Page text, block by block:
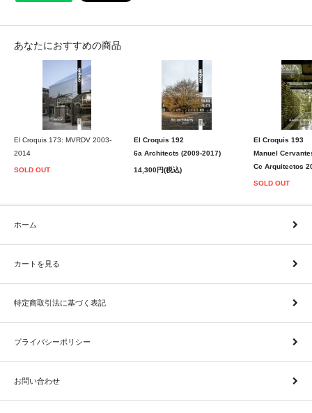
あなたにおすすめの商品
El Croquis 173: MVRDV 2003-
2014
SOLD OUT
El Croquis 192
6a Architects (2009-2017)
14,300円(税込)
El Croquis 193
Manuel
Cc Arquitectos
SOLD OUT
ホーム
カートを見る
特定商取引法に基づく表記
プライバシーポリシー
お問い合わせ